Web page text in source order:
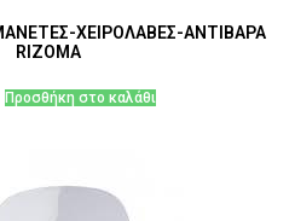
ΧΕΙΡΟΛΑΒΕΣ-ΑΝΤΙΒΑΡΑ
RIZOMA
Προσθήκη στο καλάθι